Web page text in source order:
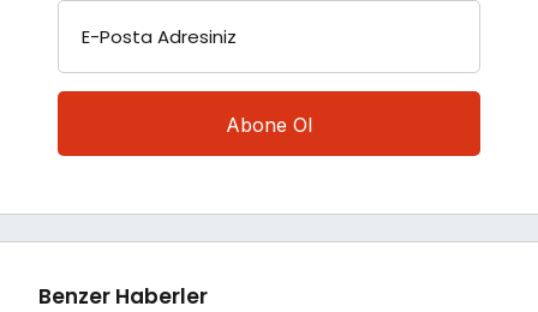
E-Posta Adresiniz
Benzer Haberler